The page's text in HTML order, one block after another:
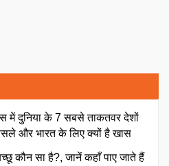
में दुनिया के 7 सबसे ताकतवर देशों
और भारत के लिए क्यों है खास
कौन सा है?, जानें कहाँ पाए जाते हैं